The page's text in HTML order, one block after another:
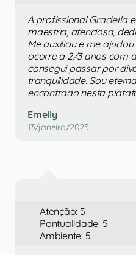
A profissional Graciella
maestria, atenciosa,
Me auxiliou e me
ocorre a 2/3 anos com
consegui passar por
tranquilidade. Sou
encontrado nesta
Emelly
13/janeiro/2025
Atenção: 5
Pontualidade: 5
Ambiente: 5